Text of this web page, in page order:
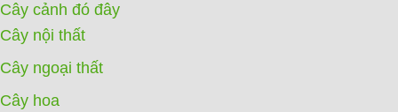
Cây cảnh đó đây
Cây nội thất
Cây ngoại thất
Cây hoa